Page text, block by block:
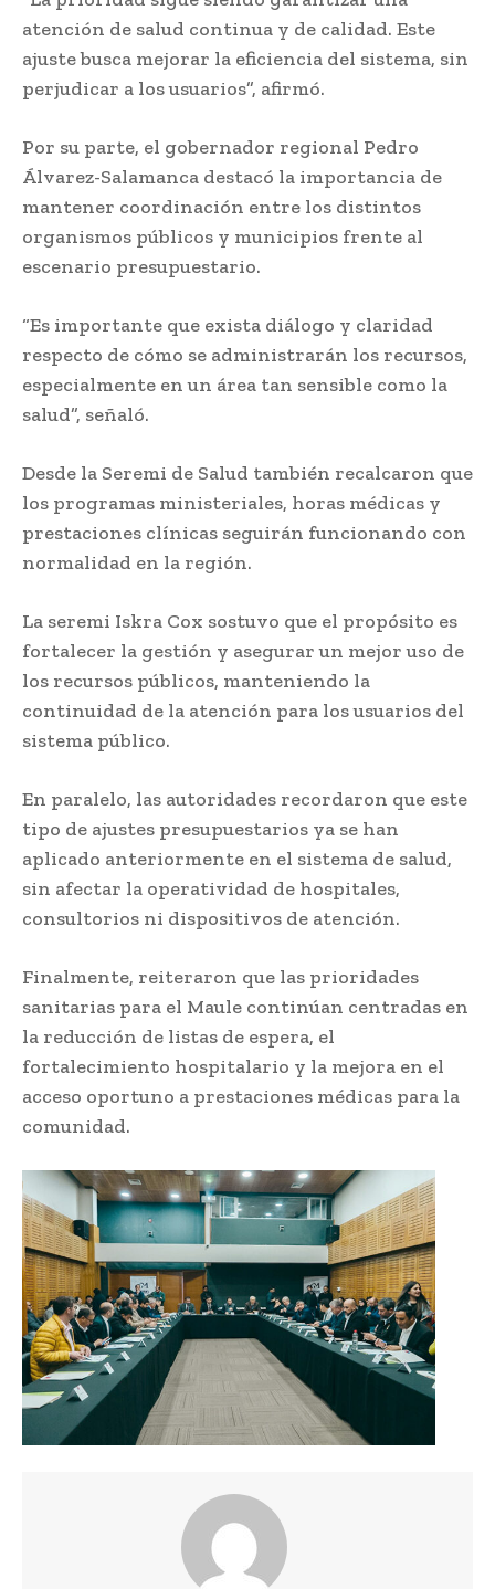
atención de salud continua y de calidad. Este
ajuste busca mejorar la eficiencia del sistema, sin
perjudicar a los usuarios”, afirmó.
Por su parte, el gobernador regional Pedro
Álvarez-Salamanca destacó la importancia de
mantener coordinación entre los distintos
organismos públicos y municipios frente al
escenario presupuestario.
“Es importante que exista diálogo y claridad
respecto de cómo se administrarán los recursos,
especialmente en un área tan sensible como la
salud”, señaló.
Desde la Seremi de Salud también recalcaron que
los programas ministeriales, horas médicas y
prestaciones clínicas seguirán funcionando con
normalidad en la región.
La seremi Iskra Cox sostuvo que el propósito es
fortalecer la gestión y asegurar un mejor uso de
los recursos públicos, manteniendo la
continuidad de la atención para los usuarios del
sistema público.
En paralelo, las autoridades recordaron que este
tipo de ajustes presupuestarios ya se han
aplicado anteriormente en el sistema de salud,
sin afectar la operatividad de hospitales,
consultorios ni dispositivos de atención.
Finalmente, reiteraron que las prioridades
sanitarias para el Maule continúan centradas en
la reducción de listas de espera, el
fortalecimiento hospitalario y la mejora en el
acceso oportuno a prestaciones médicas para la
comunidad.